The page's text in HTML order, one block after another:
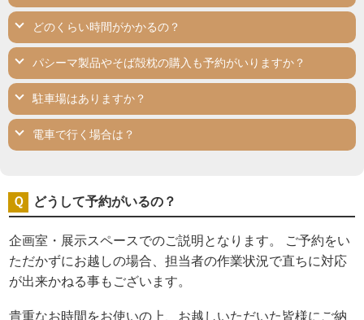
どのくらい時間がかかるの？
パシーマ製品やそば殻枕の購入も予約がいりますか？
駐車場はありますか？
電車で行く場合は？
どうして予約がいるの？
企画室・展示スペースでのご説明となります。 ご予約をい
ただかずにお越しの場合、担当者の作業状況で直ちに対応
が出来かねる事もございます。
貴重なお時間をお使いの上、お越しいただいた皆様にご納